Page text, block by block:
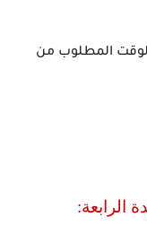
المطلوب من
الرابعة: